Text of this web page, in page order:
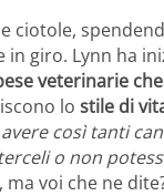
ciotole,
giro. Lynn ha
veterinarie
lo stile di
così tanti
o non
voi che ne